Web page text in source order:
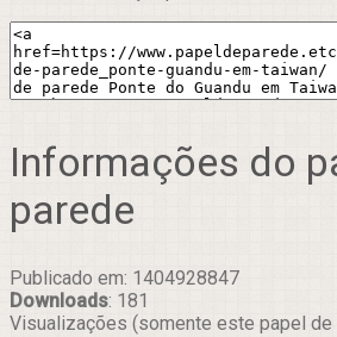
Informações do
parede
Publicado em: 1404928847
Downloads: 181
Visualizações (somente este papel de